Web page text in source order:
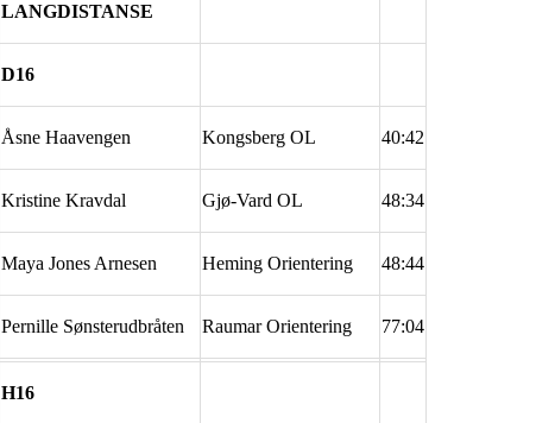
LANGDISTANSE
D16
Åsne Haavengen Kongsberg OL 40:42
Kristine Kravdal Gjø-Vard OL 48:34
Maya Jones Arnesen Heming Orientering 48:44
Pernille Sønsterudbråten Raumar Orientering 77:04
H16